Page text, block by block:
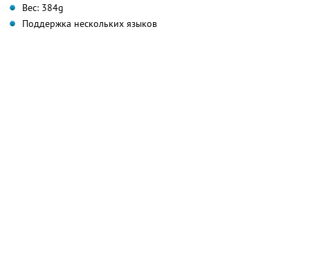
Вес: 384g
Поддержка нескольких языков